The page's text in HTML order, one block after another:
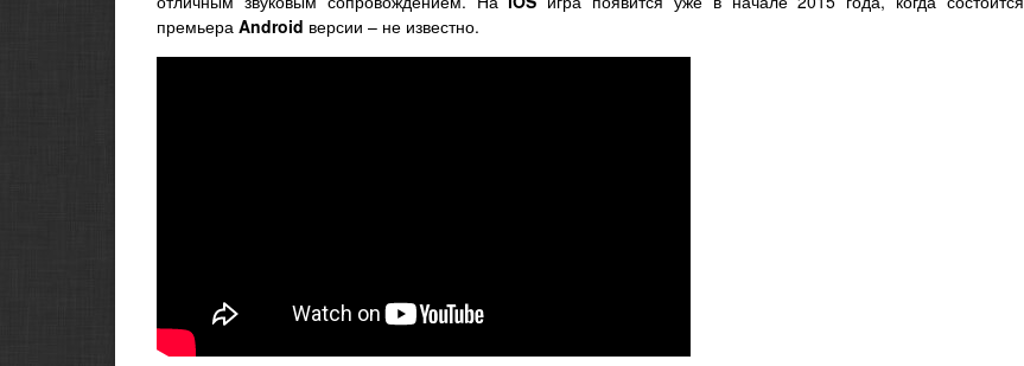
премьера Android версии – не известно.